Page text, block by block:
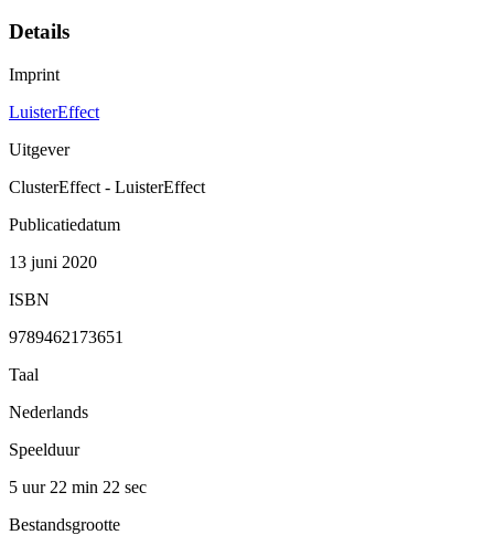
Details
Imprint
LuisterEffect
Uitgever
ClusterEffect - LuisterEffect
Publicatiedatum
13 juni 2020
ISBN
9789462173651
Taal
Nederlands
Speelduur
5 uur 22 min 22 sec
Bestandsgrootte